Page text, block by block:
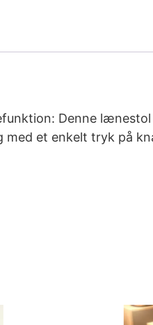
Denne
et enkelt tryk på